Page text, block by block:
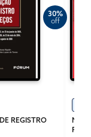
30%
off
REGISTRO